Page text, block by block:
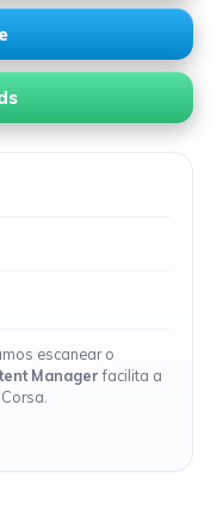
escanear o
Managerfacilita a